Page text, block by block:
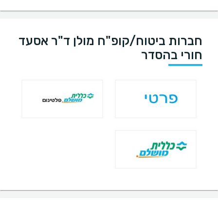
חברות ביטוח/קופ"ח מולן ד"ר אסעד
חורי בהסדר